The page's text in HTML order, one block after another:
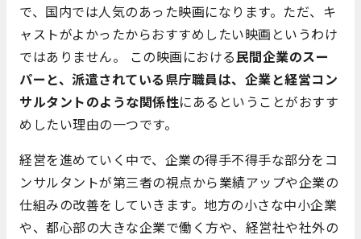
で、国内では人気のあった映画になります。ただ、キ
ャストがよかったからおすすめしたい映画というわけ
ではありません。 この映画における民間企業のスー
パーと、派遣されている県庁職員は、企業と経営コン
サルタントのような関係性にあるということがおすす
めしたい理由の一つです。
経営を進めていく中で、企業の得手不得手な部分をコ
ンサルタントが第三者の視点から業績アップや企業の
仕組みの改善をしていきます。地方の小さな中小企業
や、都心部の大きな企業で働く方や、経営社や社外の